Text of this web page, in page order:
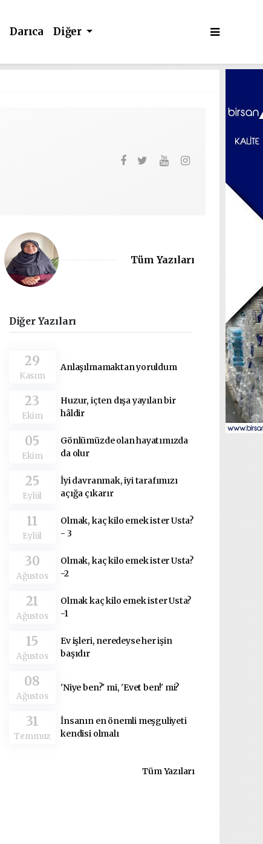
Darıca Diğer
Tüm Yazıları
Diğer Yazıları
29
Kasım
Anlaşılmamaktan yoruldum
23
Ekim
Huzur, içten dışa yayılan bir
hâldir
05
Ekim
Gönlümüzde olan hayatımızda
da olur
25
Eylül
İyi davranmak, iyi tarafımızı
açığa çıkarır
11
Eylül
Olmak, kaç kilo emek ister Usta?
- 3
30
Ağustos
Olmak, kaç kilo emek ister Usta?
-2
21
Ağustos
Olmak kaç kilo emek ister Usta?
-1
15
Ağustos
Ev işleri, neredeyse her işin
başıdır
08
Ağustos
'Niye ben?' mi, 'Evet ben!' mi?
31
Temmuz
İnsanın en önemli meşguliyeti
kendisi olmalı
Tüm Yazıları